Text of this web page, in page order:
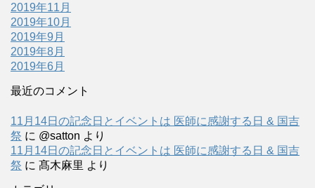
2019年11月
2019年10月
2019年9月
2019年8月
2019年6月
最近のコメント
11月14日の記念日とイベントは 医師に感謝する日 & 国吉
祭 に @satton より
11月14日の記念日とイベントは 医師に感謝する日 & 国吉
祭 に 髙木麻里 より